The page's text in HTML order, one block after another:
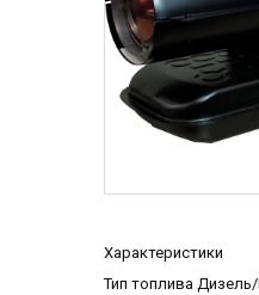
Характеристики
Тип топлива